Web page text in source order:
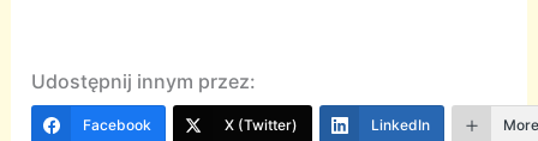
Udostępnij innym przez:
Facebook X (Twitter) LinkedIn